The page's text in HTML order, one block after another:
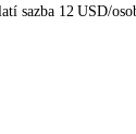
sazba 12 USD/